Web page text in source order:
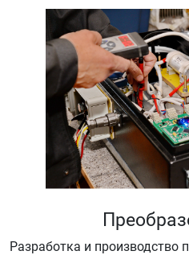
Разработка и производство